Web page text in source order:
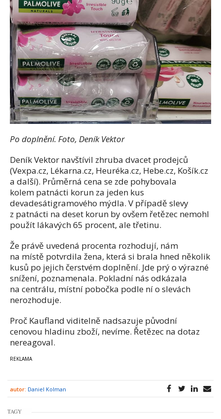
Po doplnění. Foto, Deník Vektor
Deník Vektor navštívil zhruba dvacet prodejců
(Vexpa.cz, Lékarna.cz, Heuréka.cz, Hebe.cz, Košík.cz
a další). Průměrná cena se zde pohybovala
kolem patnácti korun za jeden kus
devadesátigramového mýdla. V případě slevy
z patnácti na deset korun by ovšem řetězec nemohl
použít lákavých 65 procent, ale třetinu.
Že právě uvedená procenta rozhodují, nám
na místě potvrdila žena, která si brala hned několik
kusů po jejich čerstvém doplnění. Jde prý o výrazné
snížení, poznamenala. Pokladní nás odkázala
na centrálu, místní pobočka podle ní o slevách
nerozhoduje.
Proč Kaufland viditelně nadsazuje původní
cenovou hladinu zboží, nevíme. Řetězec na dotaz
nereagoval.
autor: Daniel Kolman
TAGY